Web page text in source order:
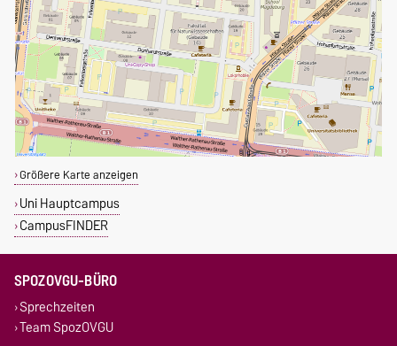
Größere Karte anzeigen
Uni Hauptcampus
CampusFINDER
SPOZOVGU-BÜRO
Sprechzeiten
Team SpozOVGU